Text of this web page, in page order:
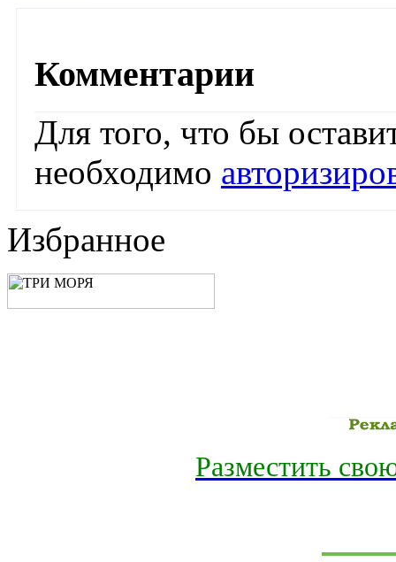
Комментарии
Для того, что бы
необходимо
Избранное
Разместить